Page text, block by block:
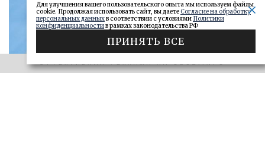
«САМАРСКОЕ ОБОЗРЕНИЕ» И «ДЕЛО»
Для улучшения вашего пользовательского опыта мы используем файлы
cookie. Продолжая использовать сайт, вы даетеСогласие на обработку
персональных данныхв соответствии с условиями Политики
конфиденциальностив рамках законодательства РФ
ПРИНЯТЬ ВСЕ
ЭФФЕКТИВНАЯ РЕКЛАМА НА OBOZ.INFO